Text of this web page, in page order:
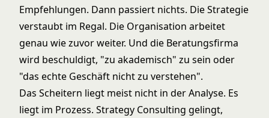
Empfehlungen. Dann passiert nichts. Die Strategie
verstaubt im Regal. Die Organisation arbeitet
genau wie zuvor weiter. Und die Beratungsfirma
wird beschuldigt, "zu akademisch" zu sein oder
"das echte Geschäft nicht zu verstehen".
Das Scheitern liegt meist nicht in der Analyse. Es
liegt im Prozess. Strategy Consulting gelingt,